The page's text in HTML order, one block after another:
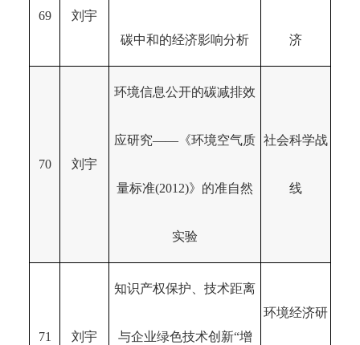
69 刘宇
碳中和的经济影响分析 济
70 刘宇
环境信息公开的碳减排效
应研究——《环境空气质
量标准(2012)》的准自然
实验
社会科学战
线
71 刘宇
知识产权保护、技术距离
与企业绿色技术创新“增
环境经济研